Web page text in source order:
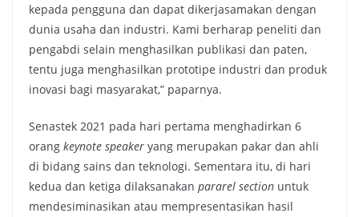
kepada pengguna dan dapat dikerjasamakan dengan
dunia usaha dan industri. Kami berharap peneliti dan
pengabdi selain menghasilkan publikasi dan paten,
tentu juga menghasilkan prototipe industri dan produk
inovasi bagi masyarakat,” paparnya.
Senastek 2021 pada hari pertama menghadirkan 6
orang keynote speaker yang merupakan pakar dan ahli
di bidang sains dan teknologi. Sementara itu, di hari
kedua dan ketiga dilaksanakan pararel section untuk
mendesiminasikan atau mempresentasikan hasil